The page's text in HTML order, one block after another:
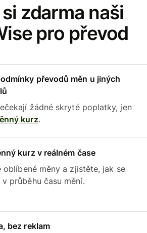
zdarma naši
pro převod
převodů měn u jiných
žádné skryté poplatky, jen
kurz.
kurz v reálném čase
oblíbené měny a zjistěte, jak se
průběhu času mění.
bez reklam